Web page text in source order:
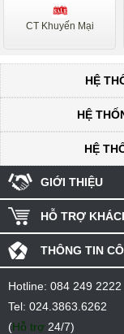
CT Khuyến Mại
HỆ
HỆ
HỆ
GIỚI THIỆU
HỖ TRỢ
THÔNG TIN
Hotline: 084 249 2222
Tel: 024.3863.6262
(Hỗ trợ 24/7)